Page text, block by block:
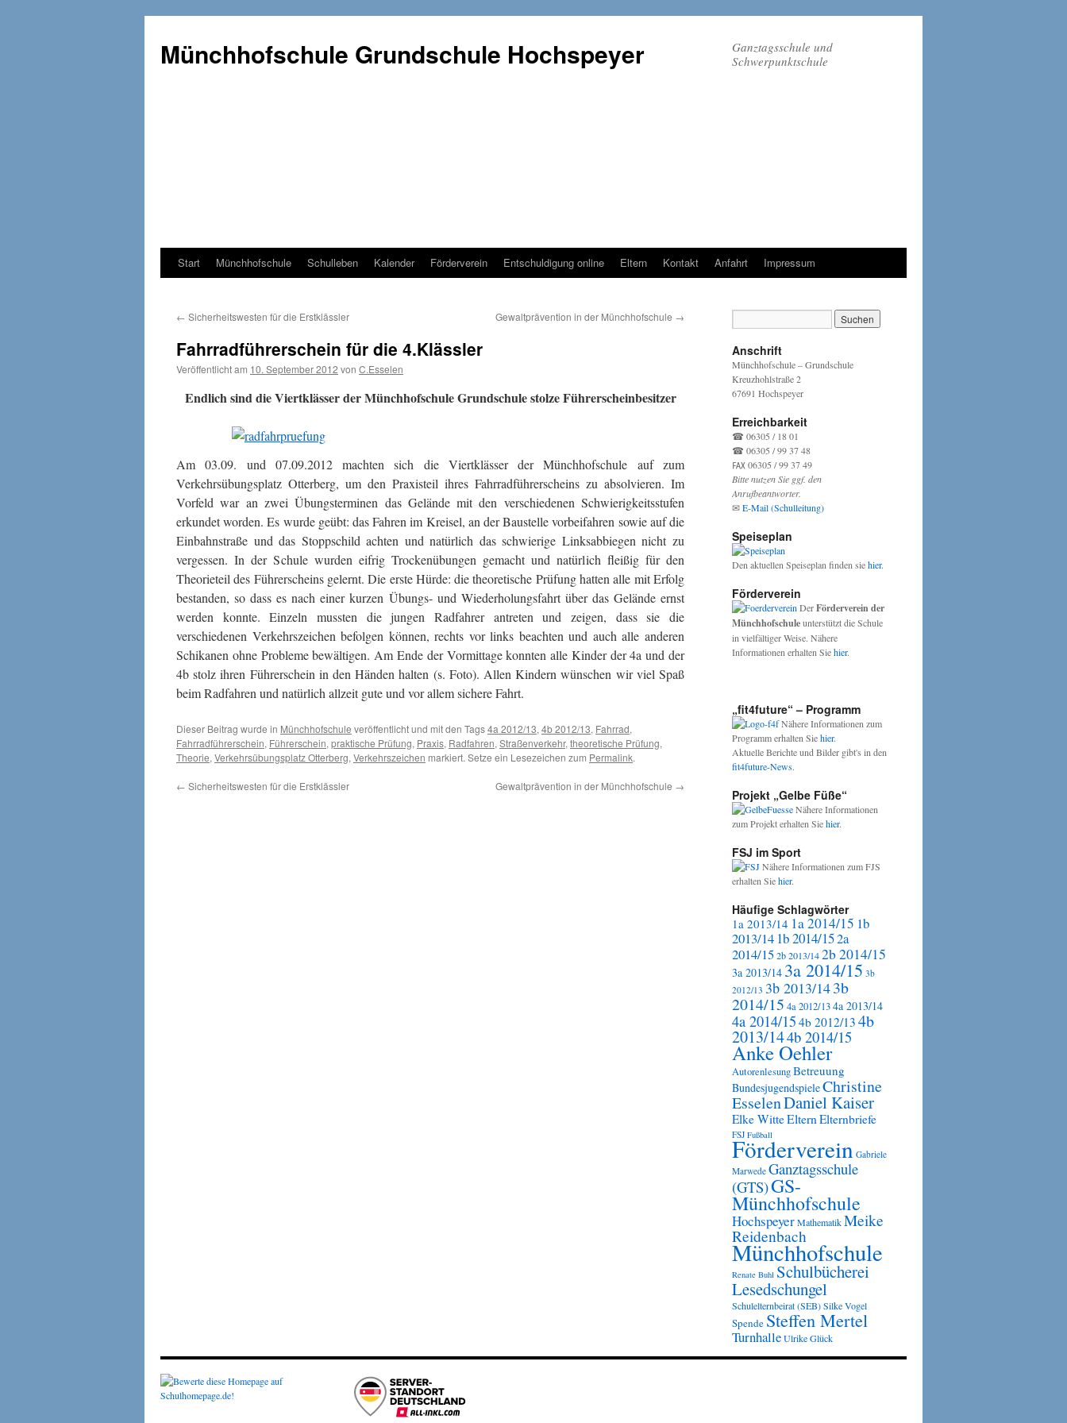
Münchhofschule Grundschule Hochspeyer
Ganztagsschule und
Schwerpunktschule
Weiter
Content
Start Münchhofschule Schulleben Kalender Förderverein Entschuldigung online Eltern Kontakt Anfahrt Impressum
← Sicherheitswesten für die Erstklässler Gewaltprävention in der Münchhofschule →
Fahrradführerschein für die 4.Klässler
Veröffentlicht am 10. September 2012 von C.Esselen
Endlich sind die Viertklässer der Münchhofschule Grundschule stolze Führerscheinbesitzer
Am 03.09. und 07.09.2012 machten sich die Viertklässer der Münchhofschule auf zum
Verkehrsübungsplatz Otterberg, um den Praxisteil ihres Fahrradführerscheins zu absolvieren. Im
Vorfeld war an zwei Übungsterminen das Gelände mit den verschiedenen Schwierigkeitsstufen
erkundet worden. Es wurde geübt: das Fahren im Kreisel, an der Baustelle vorbeifahren sowie auf die
Einbahnstraße und das Stoppschild achten und natürlich das schwierige Linksabbiegen nicht zu
vergessen. In der Schule wurden eifrig Trockenübungen gemacht und natürlich fleißig für den
Theorieteil des Führerscheins gelernt. Die erste Hürde: die theoretische Prüfung hatten alle mit Erfolg
bestanden, so dass es nach einer kurzen Übungs- und Wiederholungsfahrt über das Gelände ernst
werden konnte. Einzeln mussten die jungen Radfahrer antreten und zeigen, dass sie die
verschiedenen Verkehrszeichen befolgen können, rechts vor links beachten und auch alle anderen
Schikanen ohne Probleme bewältigen. Am Ende der Vormittage konnten alle Kinder der 4a und der
4b stolz ihren Führerschein in den Händen halten (s. Foto). Allen Kindern wünschen wir viel Spaß
beim Radfahren und natürlich allzeit gute und vor allem sichere Fahrt.
Dieser Beitrag wurde in Münchhofschule veröffentlicht und mit den Tags4a 2012/13, 4b 2012/13, Fahrrad,
Fahrradführerschein, Führerschein, praktische Prüfung, Praxis, Radfahren, Straßenverkehr, theoretische Prüfung,
Theorie, Verkehrsübungsplatz Otterberg, Verkehrszeichen markiert. Setze ein Lesezeichen zum Permalink.
← Sicherheitswesten für die Erstklässler Gewaltprävention in der Münchhofschule →
Anschrift
Münchhofschule – Grundschule
Kreuzhohlstraße 2
67691 Hochspeyer
Erreichbarkeit
☎ 06305 / 18 01
☎ 06305 / 99 37 48
℻ 06305 / 99 37 49
Bitte nutzen Sie ggf. den
Anrufbeantworter.
✉E-Mail (Schulleitung)
Speiseplan
Den aktuellen Speiseplan finden siehier.
Förderverein
DerFörderverein der
Münchhofschuleunterstützt die Schule
in vielfältiger Weise. Nähere
Informationen erhalten Siehier.
„fit4future“ – Programm
Nähere Informationen zum
Programm erhalten Siehier.
Aktuelle Berichte und Bilder gibt's in den
fit4future-News.
Projekt „Gelbe Füße“
Nähere Informationen
zum Projekt erhalten Siehier.
FSJ im Sport
Nähere Informationen zum FJS
erhalten Siehier.
Häufige Schlagwörter
1a 2013/14 1a 2014/15 1b
2013/14 1b 2014/152a
2014/152b 2013/142b 2014/15
3a 2013/14 3a 2014/15 3b
2012/13 3b 2013/143b
2014/15 4a 2012/134a 2013/14
4a 2014/15 4b 2012/13 4b
2013/144b 2014/15
Anke Oehler
AutorenlesungBetreuung
BundesjugendspieleChristine
EsselenDaniel Kaiser
Elke WitteEltern Elternbriefe
FSJ Fußball
Förderverein Gabriele
Marwede Ganztagsschule
(GTS)GS-
Münchhofschule
HochspeyerMathematikMeike
Reidenbach
Münchhofschule
Renate Buhl Schulbücherei
Lesedschungel
Schulelternbeirat (SEB)Silke Vogel
Spende Steffen Mertel
TurnhalleUlrike Glück